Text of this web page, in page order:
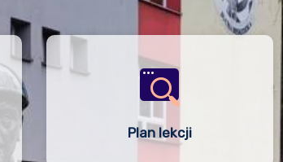
Plan lekcji